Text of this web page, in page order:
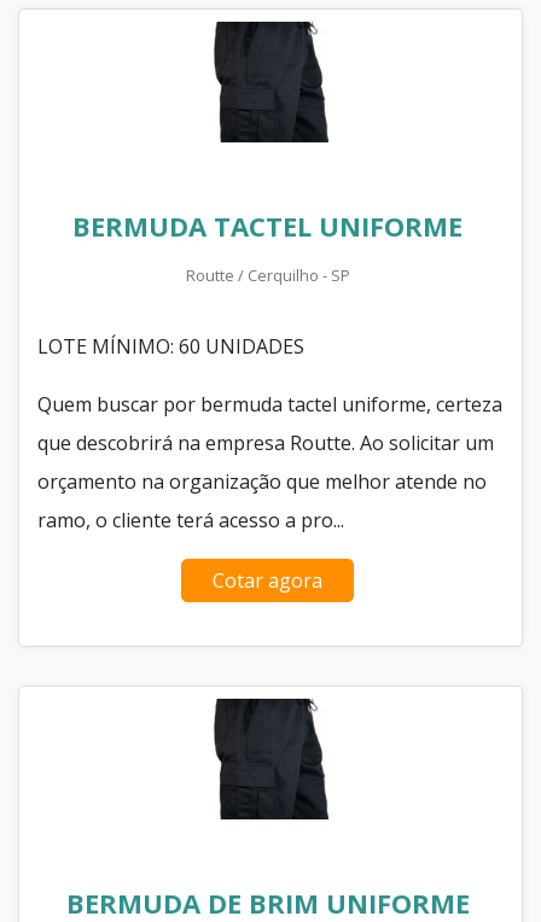
BERMUDA TACTEL UNIFORME
Routte / Cerquilho - SP
LOTE MÍNIMO: 60 UNIDADES
Quem buscar por bermuda tactel uniforme, certeza
que descobrirá na empresa Routte. Ao solicitar um
orçamento na organização que melhor atende no
ramo, o cliente terá acesso a pro...
Cotar agora
BERMUDA DE BRIM UNIFORME